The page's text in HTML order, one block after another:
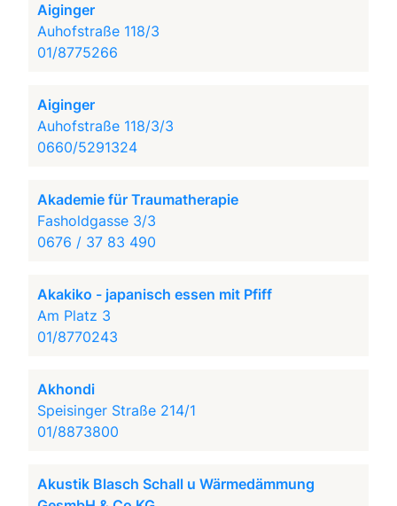
Aiginger
Auhofstraße 118/3
01/8775266
Aiginger
Auhofstraße 118/3/3
0660/5291324
Akademie für Traumatherapie
Fasholdgasse 3/3
0676 / 37 83 490
Akakiko - japanisch essen mit Pfiff
Am Platz 3
01/8770243
Akhondi
Speisinger Straße 214/1
01/8873800
Akustik Blasch Schall u Wärmedämmung